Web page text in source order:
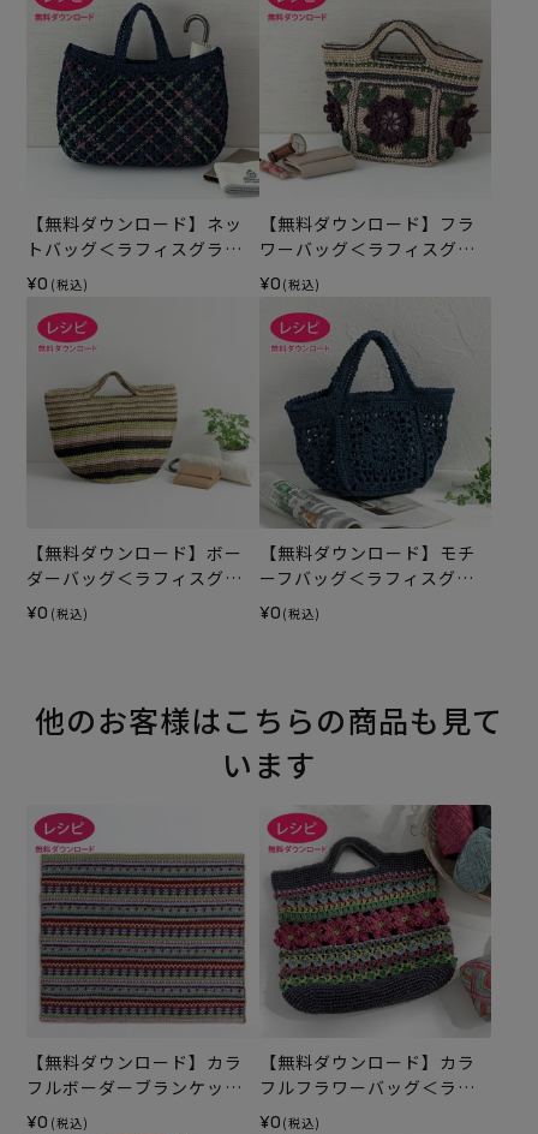
【無料ダウンロード】ネッ
トバッグ＜ラフィスグラン
＞（レシピ）
¥0 (税込)
【無料ダウンロード】フラ
ワーバッグ＜ラフィスグラ
ン＞（レシピ）
¥0 (税込)
【無料ダウンロード】ボー
ダーバッグ＜ラフィスグラ
ン＞（レシピ）
¥0 (税込)
【無料ダウンロード】モチ
ーフバッグ＜ラフィスグラ
ン＞（レシピ）
¥0 (税込)
他のお客様はこちらの商品も見て
います
【無料ダウンロード】カラ
フルボーダーブランケット
（レシピ）
¥0 (税込)
【無料ダウンロード】カラ
フルフラワーバッグ＜ラフ
ィスグラン＞（レシピ）
¥0 (税込)